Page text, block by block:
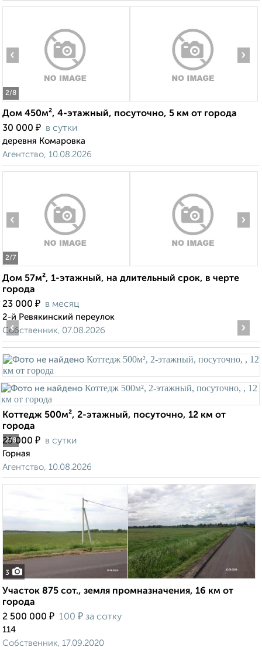
2/8
‹ ›
Дом 450м², 4-этажный, посуточно, 5 км от города
30 000 ₽ в сутки
деревня Комаровка
Агентство, 10.08.2026
2/7
‹ ›
Дом 57м², 1-этажный, на длительный срок, в черте
города
23 000 ₽ в месяц
2-й Ревякинский переулок
Собственник, 07.08.2026
2/8
‹ ›
Коттедж 500м², 2-этажный, посуточно, 12 км от
города
25 000 ₽ в сутки
Горная
Агентство, 10.08.2026
3
Участок 875 сот., земля промназначения, 16 км от
города
2 500 000 ₽ 100 ₽ за сотку
114
Собственник, 17.09.2020